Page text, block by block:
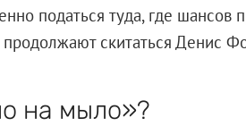
податься туда, где шансов
скитаться Денис
на мыло»?